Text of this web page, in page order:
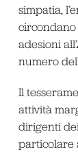
simpatia,
adesioni
numero
Il
attività
dirigenti
particolare